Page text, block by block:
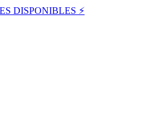
DISPONIBLES ⚡